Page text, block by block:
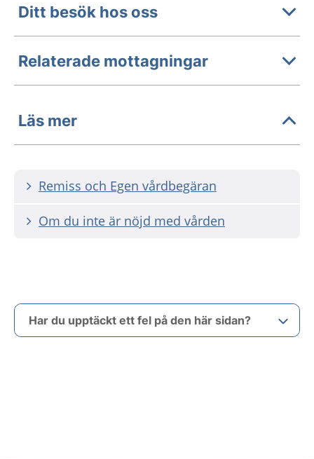
Ditt besök hos oss
Relaterade mottagningar
Läs mer
Remiss och Egen vårdbegäran
Om du inte är nöjd med vården
Har du upptäckt ett fel på den här sidan?